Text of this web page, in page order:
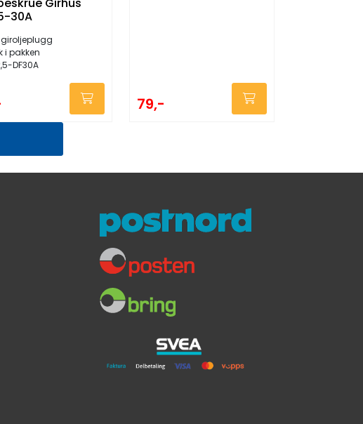
30A
giroljeplugg
i pakken
DF30A
79,-